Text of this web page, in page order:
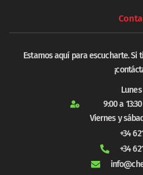
Estamos aquí para escucharte.
9:00 a
Viernes y
+34
+34